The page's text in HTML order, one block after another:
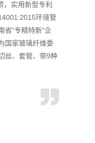
实用新型专利
环境管
省“专精特新”企
国家玻璃纤维委
丝、套管、带9种